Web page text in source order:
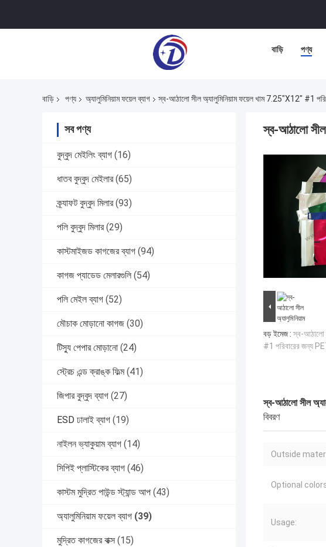
বাড়ি পণ্য
বাড়ি পণ্য অ্যালুমিনিয়াম ফয়েল ব্যাগ স্ব-আঠালো সীল অ্যালুমিনিয়াম ফয়েল খাম 7.25"X12" #1
সব পণ্য
বুদ্বুদ মেইলিং ব্যাগ (16)
ধাতব বুদ্বুদ মেইলার (65)
ক্র্যাফট বুদ্বুদ মিলার (93)
পলি বুদ্বুদ মিলার (29)
কাস্টমাইজড কাগজের ব্যাগ (94)
কাগজ প্যাডেড মেলারগুলি (54)
পলি মেইল ​​ব্যাগ (52)
মৌচাক মোড়ানো কাগজ (30)
টিস্যু পেপার মোড়ানো (24)
স্ট্রেচ এন্ড ক্রাঙ্ক ফিল্ম (41)
জিপার বুদ্বুদ ব্যাগ (27)
ESD ঢালাই ব্যাগ (19)
নাইলন ভ্যাকুয়াম ব্যাগ (14)
সিপিই প্লাস্টিকের ব্যাগ (46)
কাস্টম মুদ্রিত পাউন্ড স্ট্যান্ড আপ (43)
অ্যালুমিনিয়াম ফয়েল ব্যাগ (39)
মুদ্রিত কাগজের বাক্স (15)
স্ব-আঠালো
বড় ইমেজ : স্ব-আঠালো
#1 পরিবারের জন্য
স্ব-আঠালো সীল
বিবরণ
Outside
Optional
Usage: